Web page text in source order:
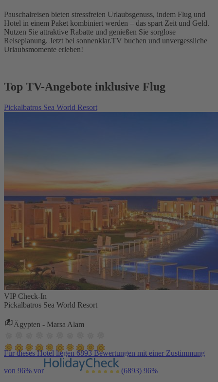
Pauschalreisen bieten stressfreien Urlaubsgenuss, indem Flug und
Hotel in einem Paket kombiniert werden – das spart Zeit und Geld.
Nutzen Sie attraktive Rabatte und genießen Sie sorglose
Reiseplanung. Jetzt bei sonnenklar.TV buchen und unvergessliche
Urlaubsmomente erleben!
Top TV-Angebote inklusive Flug
Pickalbatros Sea World Resort
VIP Check-In
Pickalbatros Sea World Resort
Ägypten - Marsa Alam
Für dieses Hotel liegen 6893 Bewertungen mit einer Zustimmung
von 96% vor (6893) 96%